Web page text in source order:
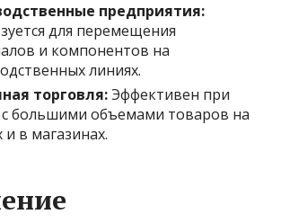
предприятия:
для перемещения
и компонентов на
линиях.
торговля:Эффективен при
с большими объемами товаров на
и в магазинах.